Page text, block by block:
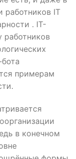
работников IT
. IT-
примерам
в конечном